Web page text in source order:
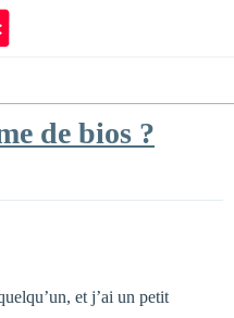
de bios ?
et j’ai un petit